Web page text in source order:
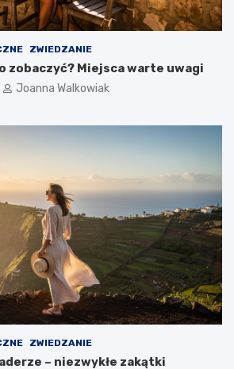
ZWIEDZANIE
zobaczyć? Miejsca warte uwagi
Joanna Walkowiak
ZWIEDZANIE
– niezwykłe zakątki